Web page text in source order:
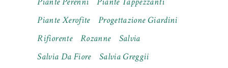
Piante Xerofite
Progettazione Giardini
Rifiorente
Rozanne
Salvia
Salvia Da Fiore
Salvia Greggii